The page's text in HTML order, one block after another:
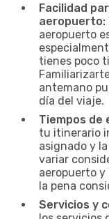
Facilidad
aeropuerto:
aeropuerto
tienes poco
antemano
día del viaje.
Tiempos de
tu itinerario
asignado y
variar
aeropuerto y
la pena
Servicios y